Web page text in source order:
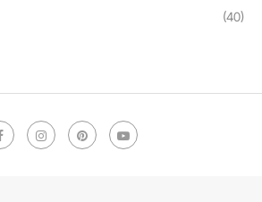
(40)